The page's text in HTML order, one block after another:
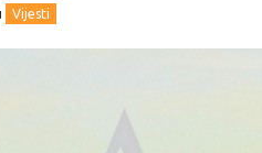
Vijesti